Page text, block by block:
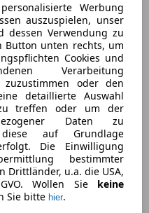
Werbung
auszuspielen, unser
dessen Verwendung zu
Button unten rechts, um
Cookies und
Verarbeitung
zuzustimmen oder den
detaillierte Auswahl
treffen oder um der
Daten zu
auf Grundlage
Die Einwilligung
bestimmter
Drittländer, u.a. die USA,
Wollen Sie keine
Sie bitte hier.